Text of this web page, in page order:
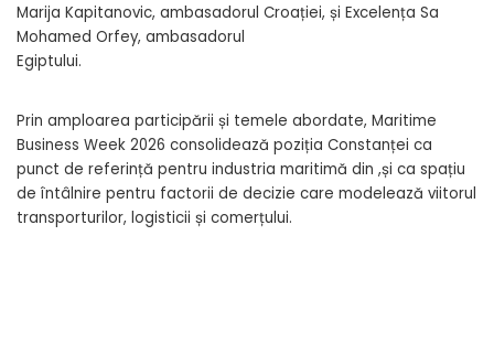
Marija Kapitanovic, ambasadorul Croației, și Excelența Sa
Mohamed Orfey, ambasadorul
Egiptului.
Prin amploarea participării și temele abordate, Maritime
Business Week 2026 consolidează poziția Constanței ca
punct de referință pentru industria maritimă din ,și ca spațiu
de întâlnire pentru factorii de decizie care modelează viitorul
transporturilor, logisticii și comerțului.